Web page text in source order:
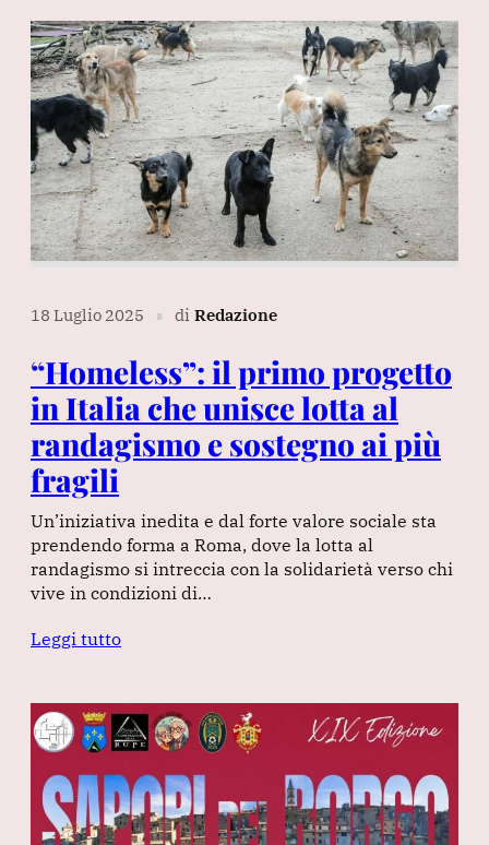
18 Luglio 2025 ∎ di Redazione
“Homeless”: il primo progetto
in Italia che unisce lotta al
randagismo e sostegno ai più
fragili
Un’iniziativa inedita e dal forte valore sociale sta
prendendo forma a Roma, dove la lotta al
randagismo si intreccia con la solidarietà verso chi
vive in condizioni di…
Leggi tutto